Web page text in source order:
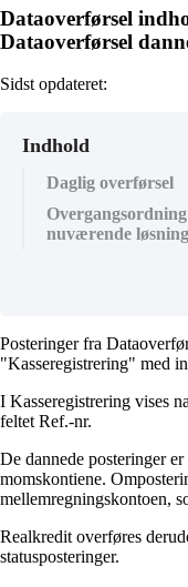
Dataoverførsel
Dataoverførsel
Sidst opdateret:
Indhold
Daglig overførsel
nuværende løsning
Posteringer fra
"Kasseregistrering" med
I Kasseregistrering vises
feltet Ref.-nr.
De dannede posteringer
momskontiene.
mellemregningskontoen,
Realkredit overføres
statusposteringer.